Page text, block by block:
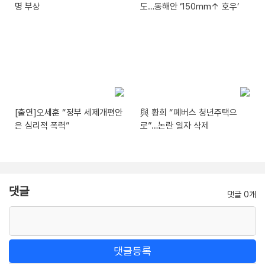
명 부상
도…동해안 ‘150mm↑ 호우’
[출연]오세훈 “정부 세제개편안
은 심리적 폭력”
與 황희 “폐버스 청년주택으
로”…논란 일자 삭제
댓글 댓글 0개
댓글등록